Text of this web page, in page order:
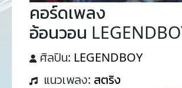
คอร์ดเพลง
อ้อนวอน
ศิลปิน: LEGENDBOY
แนวเพลง: สตริง